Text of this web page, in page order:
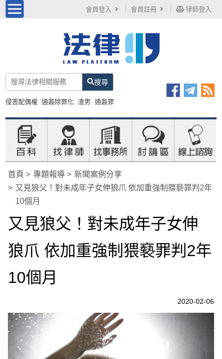
會員登入 會員註冊 律師登入
搜尋
侵害配偶權 通姦除罪化 渣男 通姦罪
首頁 專題報導
新聞案例分享
又見狼父！對未成年子女伸狼爪 依加重強制猥褻罪判2年
10個月
又見狼父！對未成年子女伸
狼爪 依加重強制猥褻罪判2年
10個月
2020-02-06